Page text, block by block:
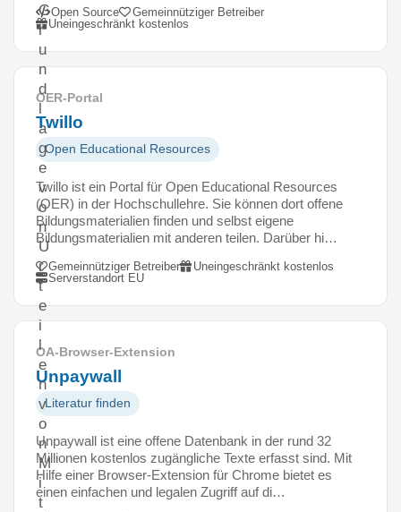
G
r
u
n
d
l
a
g
e
v
o
n
U
r
t
e
i
l
e
n
v
o
n
M
i
t
Open Source
Gemeinnütziger Betreiber
Uneingeschränkt kostenlos
OER-Portal
Twillo
Open Educational Resources
Twillo ist ein Portal für Open Educational Resources
(OER) in der Hochschullehre. Sie können dort offene
Bildungsmaterialien finden und selbst eigene
Bildungsmaterialien mit anderen teilen. Darüber hi…
Gemeinnütziger Betreiber
Uneingeschränkt kostenlos
Serverstandort EU
OA-Browser-Extension
Unpaywall
Literatur finden
Unpaywall ist eine offene Datenbank in der rund 32
Millionen kostenlos zugängliche Texte erfasst sind. Mit
Hilfe einer Browser-Extension für Chrome bietet es
einen einfachen und legalen Zugriff auf di…